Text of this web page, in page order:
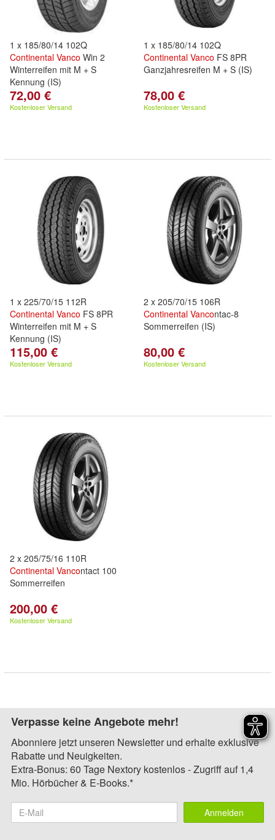
1 x 185/80/14 102Q
Continental Vanco Win 2
Winterreifen mit M + S
Kennung (IS)
72,00 €
Kostenloser Versand
1 x 185/80/14 102Q
Continental Vanco FS 8PR
Ganzjahresreifen M + S (IS)
78,00 €
Kostenloser Versand
1 x 225/70/15 112R
Continental Vanco FS 8PR
Winterreifen mit M + S
Kennung (IS)
115,00 €
Kostenloser Versand
2 x 205/70/15 106R
Continental Vancontac-8
Sommerreifen (IS)
80,00 €
Kostenloser Versand
2 x 205/75/16 110R
Continental Vancontact 100
Sommerreifen
200,00 €
Kostenloser Versand
Verpasse keine Angebote mehr!
Abonniere jetzt unseren Newsletter und erhalte exklusive
Rabatte und Neuigkeiten.
Extra-Bonus: 60 Tage Nextory kostenlos - Zugriff auf 1,4
Mio. Hörbücher & E-Books.*
Anmelden